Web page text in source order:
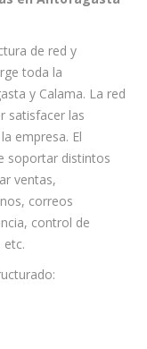
de red y
toda la
y Calama. La red
satisfacer las
empresa. El
soportar distintos
ventas,
correos
control de